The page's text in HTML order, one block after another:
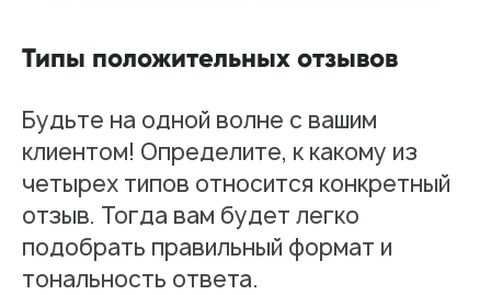
Типы положительных отзывов
Будьте на одной волне с вашим
клиентом! Определите, к какому из
четырех типов относится конкретный
отзыв. Тогда вам будет легко
подобрать правильный формат и
тональность ответа.